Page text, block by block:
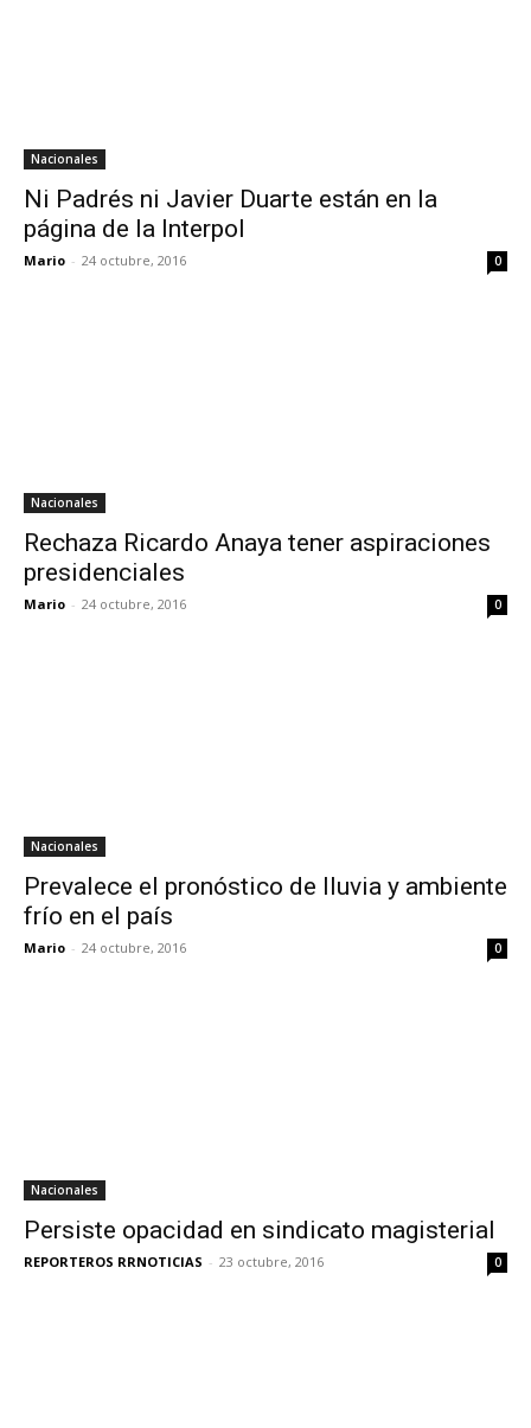
Nacionales
Ni Padrés ni Javier Duarte están en la
página de la Interpol
Mario - 24 octubre, 2016 0
Nacionales
Rechaza Ricardo Anaya tener aspiraciones
presidenciales
Mario - 24 octubre, 2016 0
Nacionales
Prevalece el pronóstico de lluvia y ambiente
frío en el país
Mario - 24 octubre, 2016 0
Nacionales
Persiste opacidad en sindicato magisterial
REPORTEROS RRNOTICIAS - 23 octubre, 2016 0